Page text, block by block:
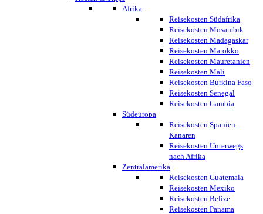
Afrika
Reisekosten Südafrika
Reisekosten Mosambik
Reisekosten Madagaskar
Reisekosten Marokko
Reisekosten Mauretanien
Reisekosten Mali
Reisekosten Burkina Faso
Reisekosten Senegal
Reisekosten Gambia
Südeuropa
Reisekosten Spanien -
Kanaren
Reisekosten Unterwegs
nach Afrika
Zentralamerika
Reisekosten Guatemala
Reisekosten Mexiko
Reisekosten Belize
Reisekosten Panama